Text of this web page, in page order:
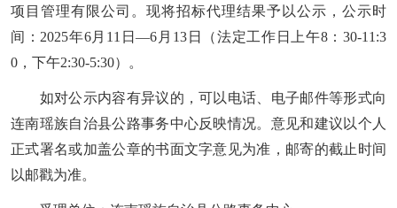
项目管理有限公司 。现将招标代理结果予以公示，公示时
间： 2025年6月11日—6 月 13日（法定工作日上午8：30-11:3
0，下午2:30-5:30）。
如对公示内容有异议的，可以电话、电子邮件等形式向
连南瑶族自治县公路事务中心反映情况。意见和建议以个人
正式署名或加盖公章的书面文字意见为准，邮寄的截止时间
以邮戳为准。